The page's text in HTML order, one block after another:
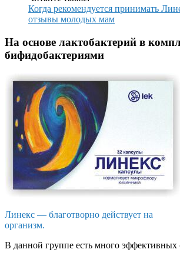
Когда рекомендуется принимать
отзывы молодых мам
На основе лактобактерий в
бифидобактериями
Линекс — благотворно действует на
организм.
В данной группе есть много эффективных